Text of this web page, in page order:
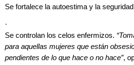
Se fortalece la autoestima y la
·
Se controlan los celos enfermizos.
para aquellas mujeres que están
pendientes de lo que hace o no hace”,